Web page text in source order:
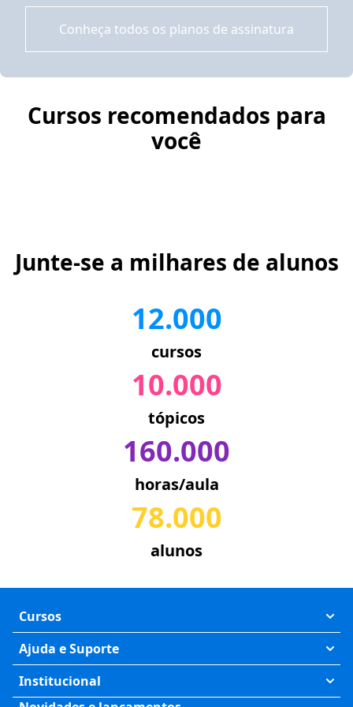
Conheça todos os planos de assinatura
Cursos recomendados para
você
Junte-se a milhares de alunos
12.000
cursos
10.000
tópicos
160.000
horas/aula
78.000
alunos
Cursos
Exatas
Humanas
Saúde
Ajuda e Suporte
Meus Cursos
Fale Conosco
Institucional